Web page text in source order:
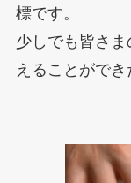
標です。
少しでも皆さ
えることがで